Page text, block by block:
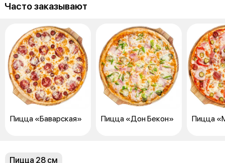
Часто заказывают
Пицца «Баварская» Пицца «Дон Бекон» Пицца
Пицца 28 см